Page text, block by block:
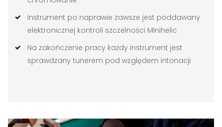
Instrument po naprawie zawsze jest poddawany
elektronicznej kontroli szczelności Minihelic
Na zakończenie pracy każdy instrument jest
sprawdzany tunerem pod względem intonacji